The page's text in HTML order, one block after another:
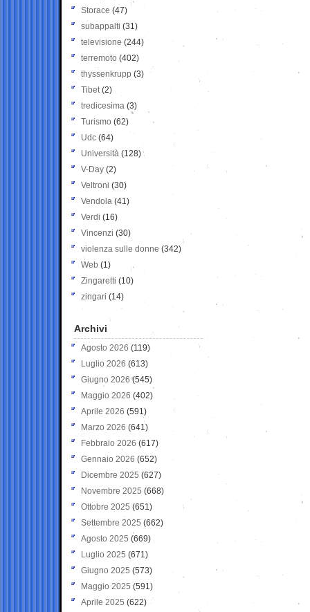
Storace (47)
subappalti (31)
televisione(244)
terremoto (402)
thyssenkrupp (3)
Tibet(2)
tredicesima (3)
Turismo (62)
Udc (64)
Università (128)
V-Day (2)
Veltroni (30)
Vendola (41)
Verdi (16)
Vincenzi (30)
violenza sulle donne (342)
Web (1)
Zingaretti (10)
zingari (14)
Archivi
Agosto 2026 (119)
Luglio 2026 (613)
Giugno 2026 (545)
Maggio 2026 (402)
Aprile 2026 (591)
Marzo 2026 (641)
Febbraio 2026 (617)
Gennaio 2026 (652)
Dicembre 2025 (627)
Novembre 2025 (668)
Ottobre 2025 (651)
Settembre 2025 (662)
Agosto 2025 (669)
Luglio 2025 (671)
Giugno 2025 (573)
Maggio 2025 (591)
Aprile 2025 (622)